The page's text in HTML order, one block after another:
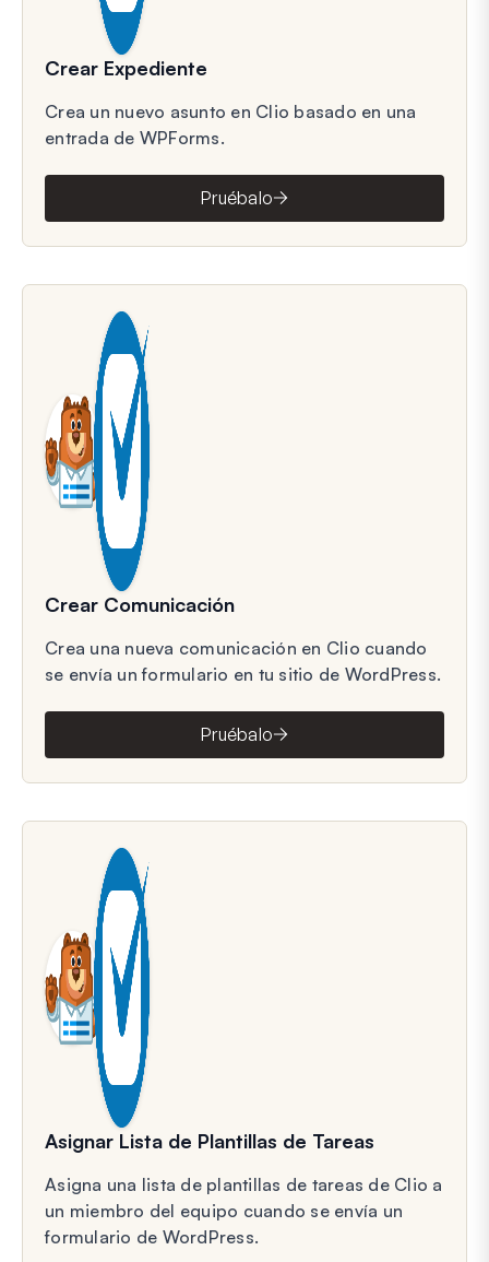
Crear Expediente
Crea un nuevo asunto en Clio basado en una
entrada de WPForms.
Pruébalo
Crear Comunicación
Crea una nueva comunicación en Clio cuando
se envía un formulario en tu sitio de WordPress.
Pruébalo
Asignar Lista de Plantillas de Tareas
Asigna una lista de plantillas de tareas de Clio a
un miembro del equipo cuando se envía un
formulario de WordPress.